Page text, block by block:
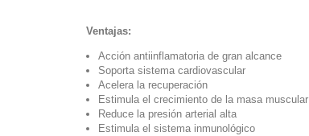
Ventajas:
Acción antiinflamatoria de gran alcance
Soporta sistema cardiovascular
Acelera la recuperación
Estimula el crecimiento de la masa muscular
Reduce la presión arterial alta
Estimula el sistema inmunológico